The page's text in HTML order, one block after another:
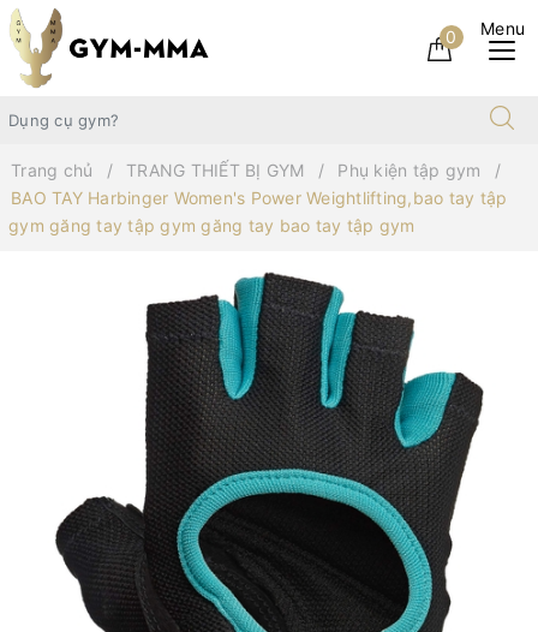
0
Trang chủ TRANG THIẾT BỊ GYM
Phụ kiện tập gym
BAO TAY Harbinger Women's Power Weightlifting,bao tay tập
gym găng tay tập gym găng tay bao tay tập gym